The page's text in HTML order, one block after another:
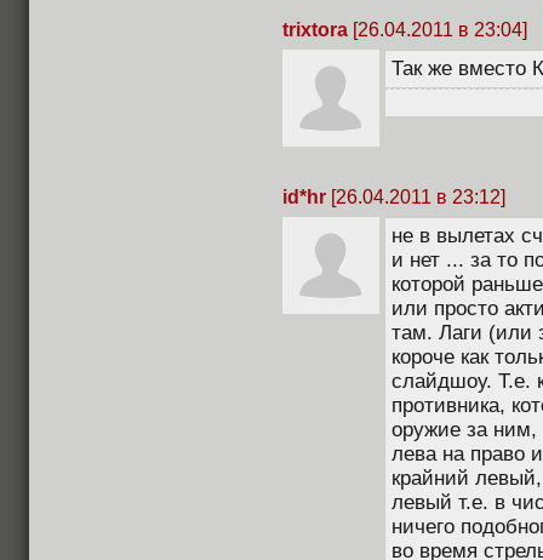
trixtora [26.04.2011 в 23:04]
Так же вместо
id*hr [26.04.2011 в 23:12]
не в вылетах
и нет ... за то
которой
или просто
там. Лаги (или
короче как
слайдшоу. Т.е.
противника,
оружие за ним,
лева на право
крайний
левый т.е. в
ничего
во время